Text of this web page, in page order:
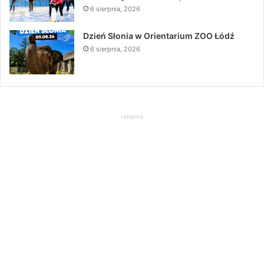
6 sierpnia, 2026
Dzień Słonia w Orientarium ZOO Łódź
6 sierpnia, 2026
reklama